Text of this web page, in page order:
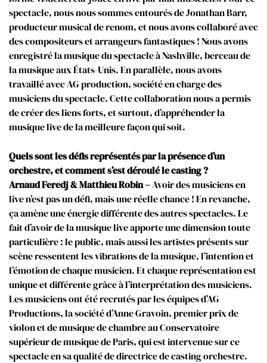
spectacle, nous nous sommes entourés de Jonathan Barr,
producteur musical de renom, et nous avons collaboré avec
des compositeurs et arrangeurs fantastiques ! Nous avons
enregistré la musique du spectacle à Nashville, berceau de
la musique aux États-Unis. En parallèle, nous avons
travaillé avec AG production, société en charge des
musiciens du spectacle. Cette collaboration nous a permis
de créer des liens forts, et surtout, d’appréhender la
musique live de la meilleure façon qui soit.
Quels sont les défis représentés par la présence d’un
orchestre, et comment s’est déroulé le casting ?
Arnaud Feredj & Matthieu Robin –Avoir des musiciens en
live n’est pas un défi, mais une réelle chance ! En revanche,
ça amène une énergie différente des autres spectacles. Le
fait d’avoir de la musique live apporte une dimension toute
particulière : le public, mais aussi les artistes présents sur
scène ressentent les vibrations de la musique, l’intention et
l’émotion de chaque musicien. Et chaque représentation est
unique et différente grâce à l’interprétation des musiciens.
Les musiciens ont été recrutés par les équipes d’AG
Productions, la société d’Anne Gravoin, premier prix de
violon et de musique de chambre au Conservatoire
supérieur de musique de Paris, qui est intervenue sur ce
spectacle en sa qualité de directrice de casting orchestre.